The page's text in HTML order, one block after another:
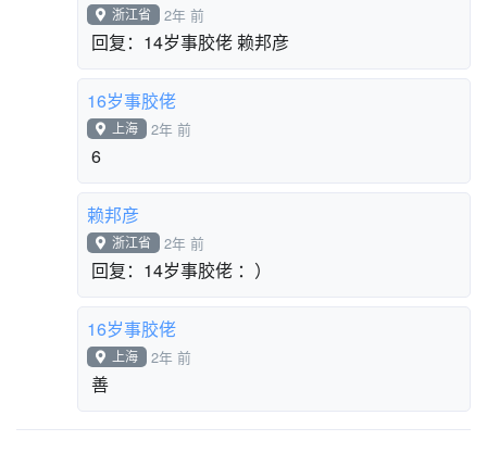
浙江省 2年 前
回复：14岁事胶佬 赖邦彦
16岁事胶佬
上海 2年 前
6
赖邦彦
浙江省 2年 前
回复：14岁事胶佬 ：）
16岁事胶佬
上海 2年 前
善